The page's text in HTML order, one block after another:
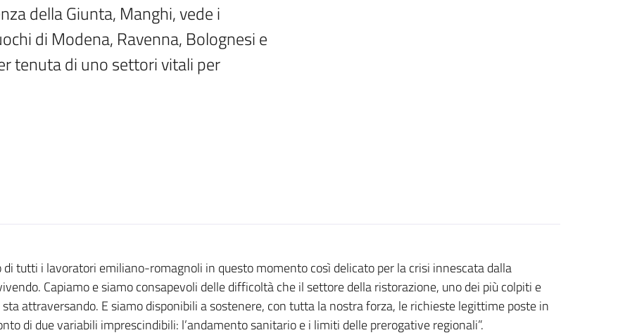
della Giunta, Manghi, vede i
di Modena, Ravenna, Bolognesi e
tenuta di uno settori vitali per
di tutti i lavoratori emiliano-romagnoli in questo momento così delicato per la crisi innescata dalla
Capiamo e siamo consapevoli delle difficoltà che il settore della ristorazione, uno dei più colpiti e
attraversando. E siamo disponibili a sostenere, con tutta la nostra forza, le richieste legittime poste in
di due variabili imprescindibili: l’andamento sanitario e i limiti delle prerogative regionali”.